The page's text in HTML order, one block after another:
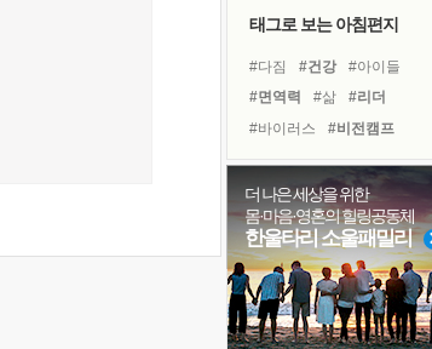
처음 손을 잡았던 날
꿈이 실제가 되는 것
졸업식 사진을 보며
극심한 변비, 어깨결림, 수면 장애
아픈 아버지를 위한 공간 설계
슬럼프
보고 싶은 어머니
유년 시절의 부산 영도 바다
태그로 보는 아침편지
#다짐 #건강
#아이들
#면역력
#삶
#리더
#바이러스
#비전캠프
#경험
#친구
#도움
#독서
#힐링
#유튜브
#나눔
#링컨학교
#독서캠프
#희망
#위기
#극복
#명상
더 나은 세상을 위한
몸·마음·영혼의 힐링공동체
한울타리 소울패밀리